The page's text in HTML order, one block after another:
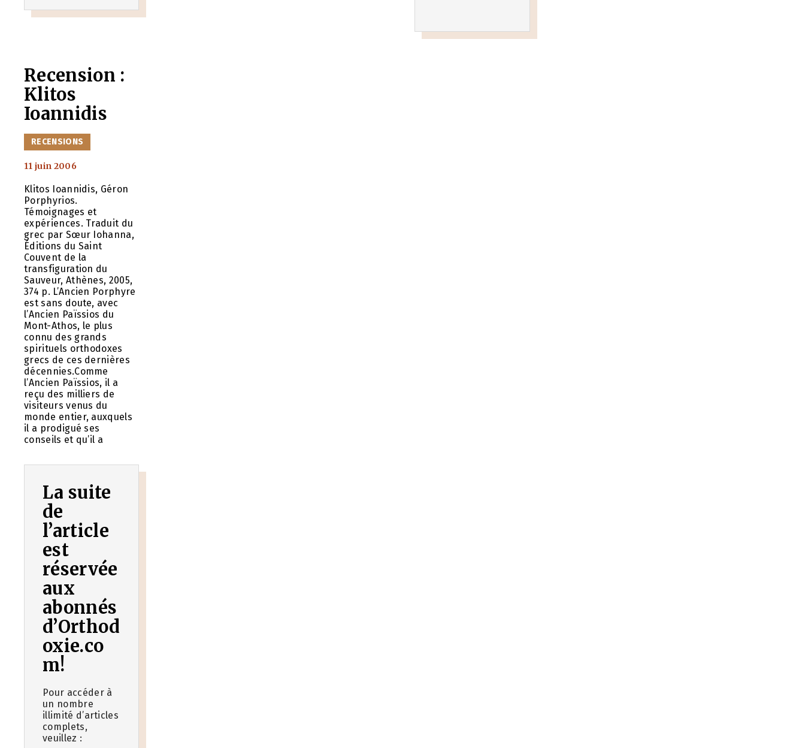
Recension :
Klitos
Ioannidis
CATÉGORIES
RECENSIONS
11 juin 2006
Klitos Ioannidis, Géron
Porphyrios.
Témoignages et
expériences. Traduit du
grec par Sœur Iohanna,
Éditions du Saint
Couvent de la
transfiguration du
Sauveur, Athènes, 2005,
374 p. L’Ancien Porphyre
est sans doute, avec
l’Ancien Païssios du
Mont-Athos, le plus
connu des grands
spirituels orthodoxes
grecs de ces dernières
décennies.Comme
l’Ancien Païssios, il a
reçu des milliers de
visiteurs venus du
monde entier, auxquels
il a prodigué ses
conseils et qu’il a
La suite
de
l’article
est
réservée
aux
abonnés
d’Orthod
oxie.co
m!
Pour accéder à
un nombre
illimité d’articles
complets,
veuillez :